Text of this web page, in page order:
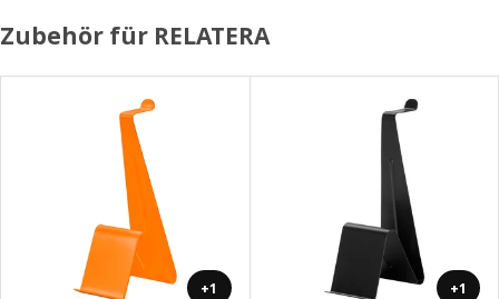
Zubehör für RELATERA
+1 +1